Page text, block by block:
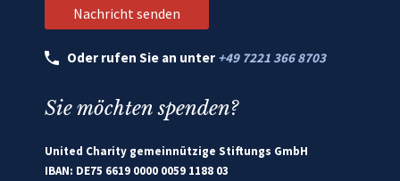
Oder rufen Sie an unter +49 7221 366 8703
Sie möchten spenden?
United Charity gemeinnützige Stiftungs GmbH
IBAN: DE75 6619 0000 0059 1188 03